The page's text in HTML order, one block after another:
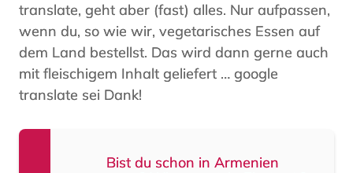
translate, geht aber (fast) alles. Nur aufpassen,
wenn du, so wie wir, vegetarisches Essen auf
dem Land bestellst. Das wird dann gerne auch
mit fleischigem Inhalt geliefert … google
translate sei Dank!
Bist du schon in Armenien